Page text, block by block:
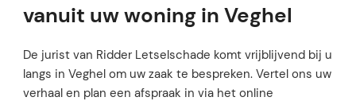
vanuit uw woning in Veghel
De jurist van Ridder Letselschade komt vrijblijvend bij u
langs in Veghel om uw zaak te bespreken. Vertel ons uw
verhaal en plan een afspraak in via het online